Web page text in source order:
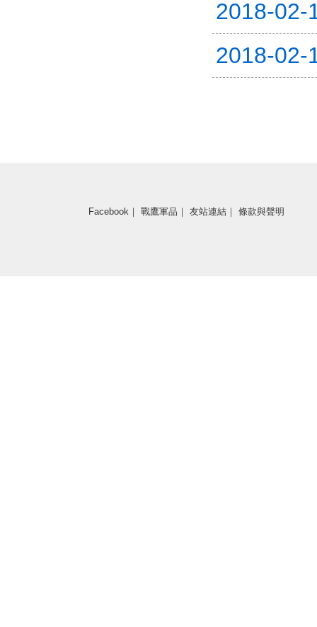
2018-02-
2018-02-
Facebook ｜ 戰鷹軍品 ｜ 友站連結 ｜ 條款與聲明